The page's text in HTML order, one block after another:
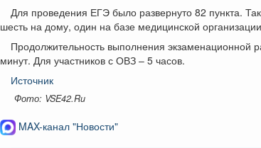
Для проведения ЕГЭ было развернуто 82 пункта.
шесть на дому, один на базе медицинской
Продолжительность выполнения экзаменационной
минут. Для участников с ОВЗ – 5 часов.
Источник
Фото: VSE42.Ru
MAX-канал "Новости"